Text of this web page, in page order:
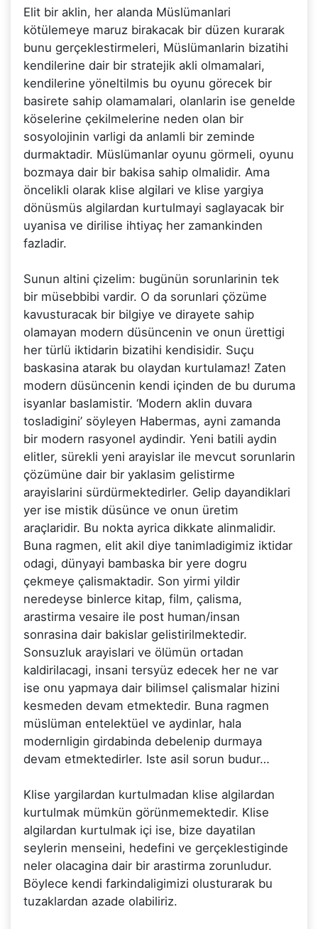
Elit bir aklin, her alanda Müslümanlari
kötülemeye maruz birakacak bir düzen kurarak
bunu gerçeklestirmeleri, Müslümanlarin bizatihi
kendilerine dair bir stratejik akli olmamalari,
kendilerine yöneltilmis bu oyunu görecek bir
basirete sahip olamamalari, olanlarin ise genelde
köselerine çekilmelerine neden olan bir
sosyolojinin varligi da anlamli bir zeminde
durmaktadir. Müslümanlar oyunu görmeli, oyunu
bozmaya dair bir bakisa sahip olmalidir. Ama
öncelikli olarak klise algilari ve klise yargiya
dönüsmüs algilardan kurtulmayi saglayacak bir
uyanisa ve dirilise ihtiyaç her zamankinden
fazladir.
Sunun altini çizelim: bugünün sorunlarinin tek
bir müsebbibi vardir. O da sorunlari çözüme
kavusturacak bir bilgiye ve dirayete sahip
olamayan modern düsüncenin ve onun ürettigi
her türlü iktidarin bizatihi kendisidir. Suçu
baskasina atarak bu olaydan kurtulamaz! Zaten
modern düsüncenin kendi içinden de bu duruma
isyanlar baslamistir. ‘Modern aklin duvara
tosladigini’ söyleyen Habermas, ayni zamanda
bir modern rasyonel aydindir. Yeni batili aydin
elitler, sürekli yeni arayislar ile mevcut sorunlarin
çözümüne dair bir yaklasim gelistirme
arayislarini sürdürmektedirler. Gelip dayandiklari
yer ise mistik düsünce ve onun üretim
araçlaridir. Bu nokta ayrica dikkate alinmalidir.
Buna ragmen, elit akil diye tanimladigimiz iktidar
odagi, dünyayi bambaska bir yere dogru
çekmeye çalismaktadir. Son yirmi yildir
neredeyse binlerce kitap, film, çalisma,
arastirma vesaire ile post human/insan
sonrasina dair bakislar gelistirilmektedir.
Sonsuzluk arayislari ve ölümün ortadan
kaldirilacagi, insani tersyüz edecek her ne var
ise onu yapmaya dair bilimsel çalismalar hizini
kesmeden devam etmektedir. Buna ragmen
müslüman entelektüel ve aydinlar, hala
modernligin girdabinda debelenip durmaya
devam etmektedirler. Iste asil sorun budur…
Klise yargilardan kurtulmadan klise algilardan
kurtulmak mümkün görünmemektedir. Klise
algilardan kurtulmak içi ise, bize dayatilan
seylerin menseini, hedefini ve gerçeklestiginde
neler olacagina dair bir arastirma zorunludur.
Böylece kendi farkindaligimizi olusturarak bu
tuzaklardan azade olabiliriz.